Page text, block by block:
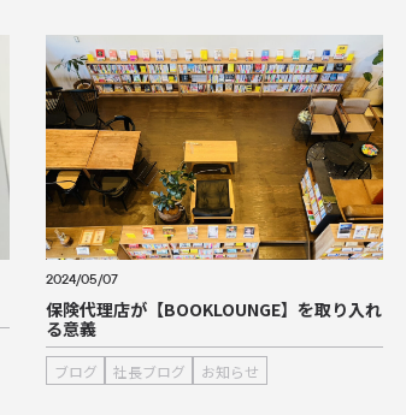
2024/05/07
保険代理店が【BOOKLOUNGE】を取り入れ
る意義
ブログ 社長ブログ お知らせ